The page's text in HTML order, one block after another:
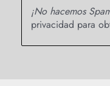
¡No hacemos
privacidad para